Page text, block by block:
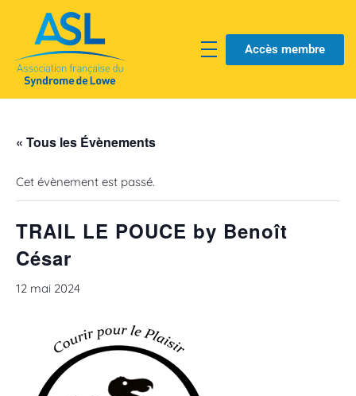
Accès membre
« Tous les Évènements
Cet évènement est passé.
TRAIL LE POUCE by Benoît
César
12 mai 2024